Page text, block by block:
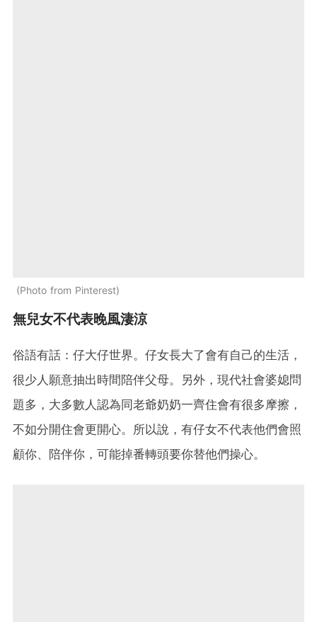
Photo from Pinterest
無兒女不代表晚風淒涼
俗語有話：仔大仔世界。仔女長大了會有自己的生活，
很少人願意抽出時間陪伴父母。另外，現代社會婆媳問
題多，大多數人認為同老爺奶奶一齊住會有很多摩擦，
不如分開住會更開心。所以說，有仔女不代表他們會照
顧你、陪伴你，可能掉番轉頭要你替他們操心。